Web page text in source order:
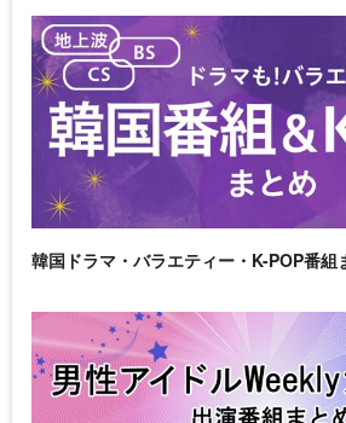
韓国ドラマ・バラエティー・K-POP番組